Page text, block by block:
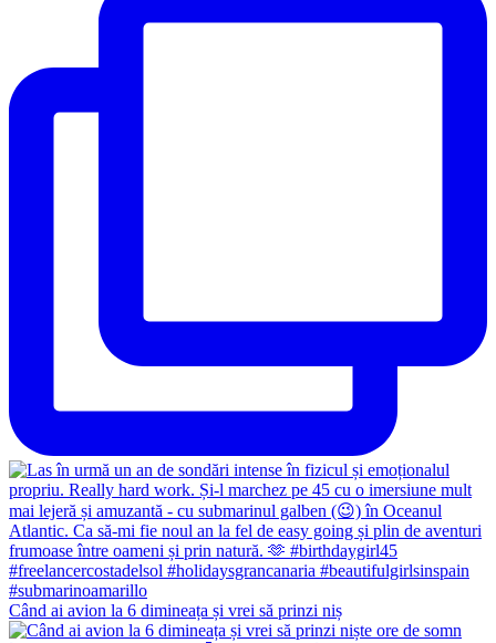
Când ai avion la 6 dimineața și vrei să prinzi niș